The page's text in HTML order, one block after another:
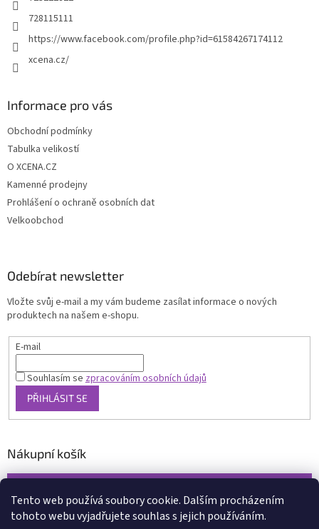
Tento web používá soubory cookie. Dalším procházením
tohoto webu vyjadřujete souhlas s jejich používáním.
y
728115111
https://www.facebook.com/profile.php?id=61584267174112
xcena.cz/
Informace pro vás
Obchodní podmínky
Tabulka velikostí
O XCENA.CZ
Kamenné prodejny
Prohlášení o ochraně osobních dat
Velkoobchod
Odebírat newsletter
Vložte svůj e-mail a my vám budeme zasílat informace o nových
produktech na našem e-shopu.
E-mail
Souhlasím sezpracováním osobních údajů
PŘIHLÁSIT SE
Nákupní košík